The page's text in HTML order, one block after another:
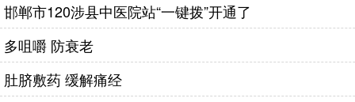
邯郸市120涉县中医院站“一键拨”开通了
多咀嚼 防衰老
肚脐敷药 缓解痛经